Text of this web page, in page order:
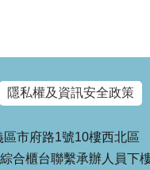
隱私權及資訊安全政策
市府路1號10樓西北區
合櫃台聯繫承辦人員下